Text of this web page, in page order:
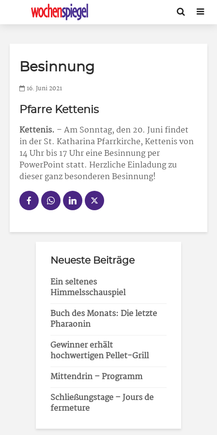
Besinnung
16. Juni 2021
Pfarre Kettenis
Kettenis. – Am Sonntag, den 20. Juni findet
in der St. Katharina Pfarrkirche, Kettenis von
14 Uhr bis 17 Uhr eine Besinnung per
PowerPoint statt. Herzliche Einladung zu
dieser ganz besonderen Besinnung!
Neueste Beiträge
Ein seltenes
Himmelsschauspiel
Buch des Monats: Die letzte
Pharaonin
Gewinner erhält
hochwertigen Pellet-Grill
Mittendrin – Programm
Schließungstage – Jours de
fermeture